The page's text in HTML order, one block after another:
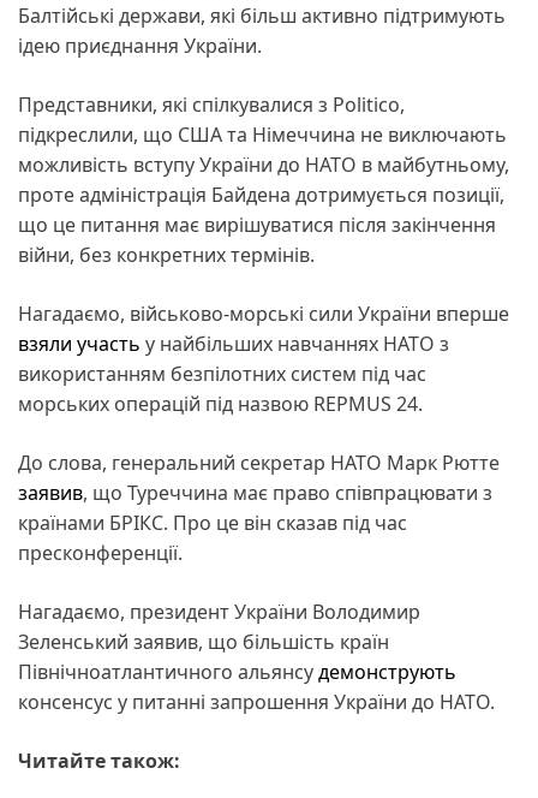
Балтійські держави, які більш активно підтримують
ідею приєднання України.
Представники, які спілкувалися з Politico,
підкреслили, що США та Німеччина не виключають
можливість вступу України до НАТО в майбутньому,
проте адміністрація Байдена дотримується позиції,
що це питання має вирішуватися після закінчення
війни, без конкретних термінів.
Нагадаємо, військово-морські сили України вперше
взяли участь у найбільших навчаннях НАТО з
використанням безпілотних систем під час
морських операцій під назвою REPMUS 24.
До слова, генеральний секретар НАТО Марк Рютте
заявив, що Туреччина має право співпрацювати з
країнами БРІКС. Про це він сказав під час
пресконференції.
Нагадаємо, президент України Володимир
Зеленський заявив, що більшість країн
Північноатлантичного альянсудемонструють
консенсус у питанні запрошення України до НАТО.
Читайте також: